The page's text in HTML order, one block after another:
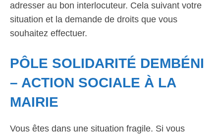
adresser au bon interlocuteur. Cela suivant votre
situation et la demande de droits que vous
souhaitez effectuer.
PÔLE SOLIDARITÉ DEMBÉNI
– ACTION SOCIALE À LA
MAIRIE
Vous êtes dans une situation fragile. Si vous